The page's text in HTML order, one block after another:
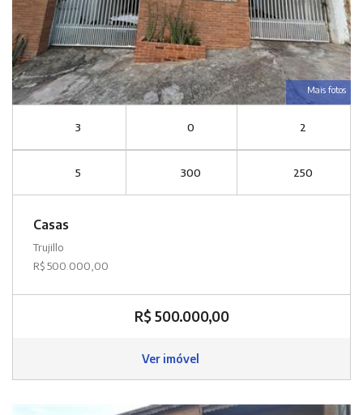
Mais fotos
3 0 2
5 300 250
Casas
Trujillo
R$ 500.000,00
R$ 500.000,00
Ver imóvel